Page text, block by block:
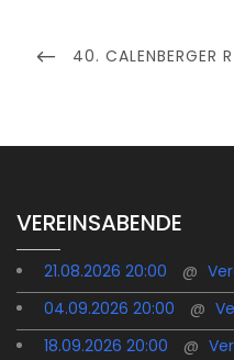
PREVIOUS
40. CALENBERGER
VEREINSABENDE
21.08.2026 20:00 @
04.09.2026 20:00
@
18.09.2026 20:00
@